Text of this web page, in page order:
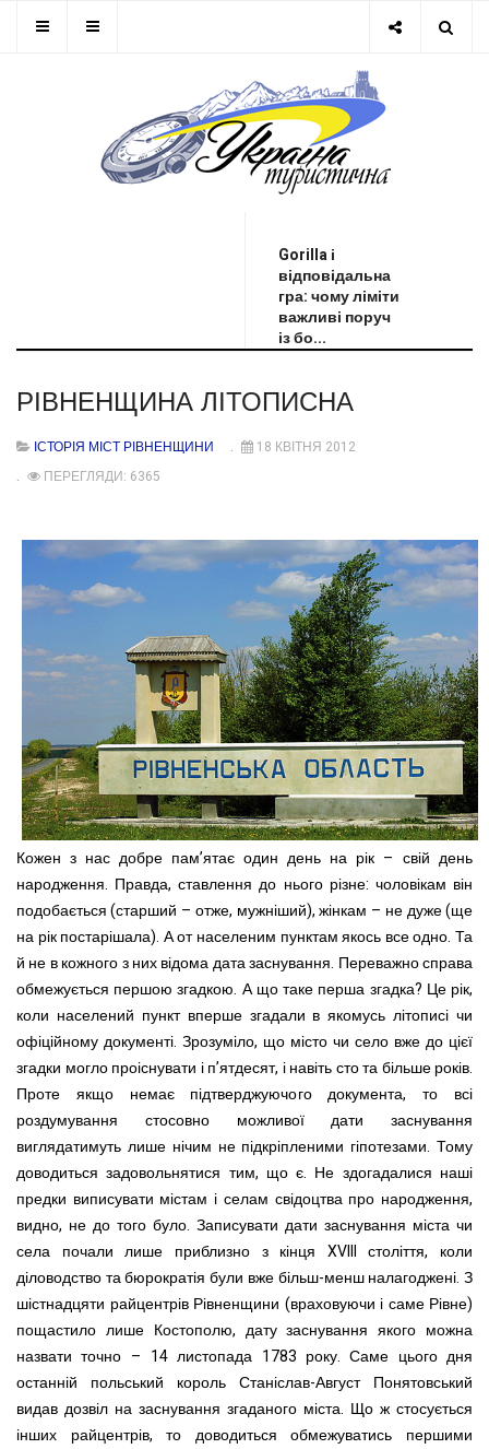
Gorilla і
відповідальна
гра: чому ліміти
важливі поруч
із бо...
РІВНЕНЩИНА ЛІТОПИСНА
ІСТОРІЯ МІСТ РІВНЕНЩИНИ
18 КВІТНЯ 2012
ПЕРЕГЛЯДИ: 6365
Кожен з нас добре пам’ятає один день на рік – свій день
народження. Правда, ставлення до нього різне: чоловікам він
подобається (старший – отже, мужніший), жінкам – не дуже (ще
на рік постарішала). А от населеним пунктам якось все одно. Та
й не в кожного з них відома дата заснування. Переважно справа
обмежується першою згадкою. А що таке перша згадка? Це рік,
коли населений пункт вперше згадали в якомусь літописі чи
офіційному документі. Зрозуміло, що місто чи село вже до цієї
згадки могло проіснувати і п’ятдесят, і навіть сто та більше років.
Проте якщо немає підтверджуючого документа, то всі
роздумування стосовно можливої дати заснування
виглядатимуть лише нічим не підкріпленими гіпотезами. Тому
доводиться задовольнятися тим, що є. Не здогадалися наші
предки виписувати містам і селам свідоцтва про народження,
видно, не до того було. Записувати дати заснування міста чи
села почали лише приблизно з кінця XVIII століття, коли
діловодство та бюрократія були вже більш-менш налагоджені. З
шістнадцяти райцентрів Рівненщини (враховуючи і саме Рівне)
пощастило лише Костополю, дату заснування якого можна
назвати точно – 14 листопада 1783 року. Саме цього дня
останній польський король Станіслав-Август Понятовський
видав дозвіл на заснування згаданого міста. Що ж стосується
інших райцентрів, то доводиться обмежуватись першими